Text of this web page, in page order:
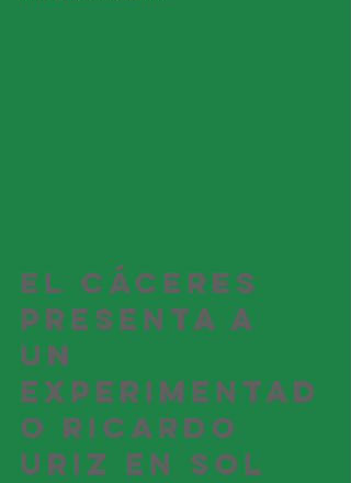
El Cáceres
presenta a
un
experimentad
o Ricardo
Uriz en SOL